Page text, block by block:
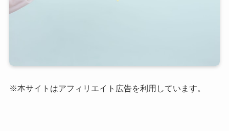
※本サイトはアフィリエイト広告を利用しています。